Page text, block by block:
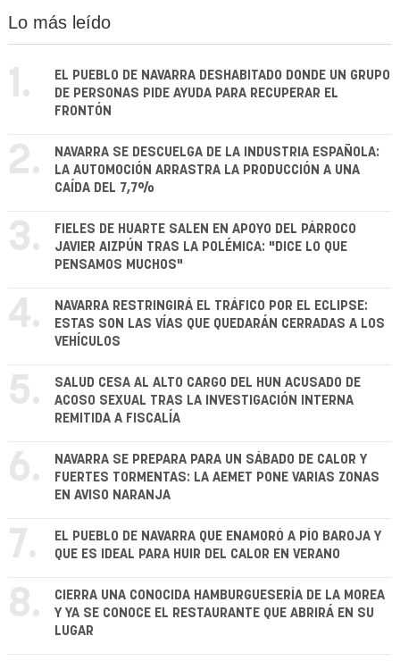
Lo más leído
1.
EL PUEBLO DE NAVARRA DESHABITADO DONDE UN GRUPO
DE PERSONAS PIDE AYUDA PARA RECUPERAR EL
FRONTÓN
2.
NAVARRA SE DESCUELGA DE LA INDUSTRIA ESPAÑOLA:
LA AUTOMOCIÓN ARRASTRA LA PRODUCCIÓN A UNA
CAÍDA DEL 7,7%
3.
FIELES DE HUARTE SALEN EN APOYO DEL PÁRROCO
JAVIER AIZPÚN TRAS LA POLÉMICA: "DICE LO QUE
PENSAMOS MUCHOS"
4.
NAVARRA RESTRINGIRÁ EL TRÁFICO POR EL ECLIPSE:
ESTAS SON LAS VÍAS QUE QUEDARÁN CERRADAS A LOS
VEHÍCULOS
5.
SALUD CESA AL ALTO CARGO DEL HUN ACUSADO DE
ACOSO SEXUAL TRAS LA INVESTIGACIÓN INTERNA
REMITIDA A FISCALÍA
6.
NAVARRA SE PREPARA PARA UN SÁBADO DE CALOR Y
FUERTES TORMENTAS: LA AEMET PONE VARIAS ZONAS
EN AVISO NARANJA
7.
EL PUEBLO DE NAVARRA QUE ENAMORÓ A PÍO BAROJA Y
QUE ES IDEAL PARA HUIR DEL CALOR EN VERANO
8.
CIERRA UNA CONOCIDA HAMBURGUESERÍA DE LA MOREA
Y YA SE CONOCE EL RESTAURANTE QUE ABRIRÁ EN SU
LUGAR